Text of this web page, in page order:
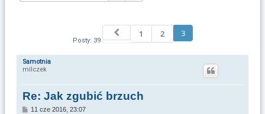
Posty: 39
Poprzednia
1 2 3
Samotnia
milczek
Re: Jak zgubić brzuch
P11 cze 2016, 23:07